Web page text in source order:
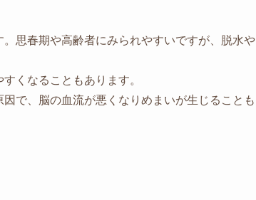
思春期や高齢者にみられやすいですが、脱水や
くなることもあります。
で、脳の血流が悪くなりめまいが生じることも